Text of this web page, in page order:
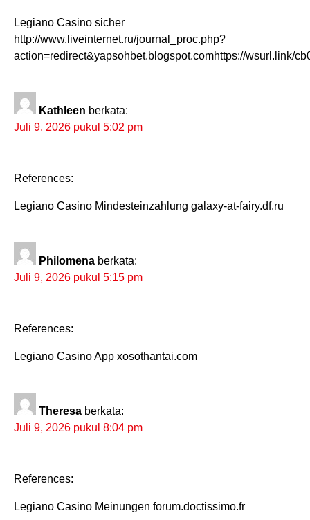
Legiano Casino sicher
http://www.liveinternet.ru/journal_proc.php?
action=redirect&yapsohbet.blogspot.comhttps://wsurl.link/
Kathleen berkata:
Juli 9, 2026 pukul 5:02 pm
References:
Legiano Casino Mindesteinzahlung galaxy-at-fairy.df.ru
Philomena berkata:
Juli 9, 2026 pukul 5:15 pm
References:
Legiano Casino App xosothantai.com
Theresa berkata:
Juli 9, 2026 pukul 8:04 pm
References:
Legiano Casino Meinungen forum.doctissimo.fr